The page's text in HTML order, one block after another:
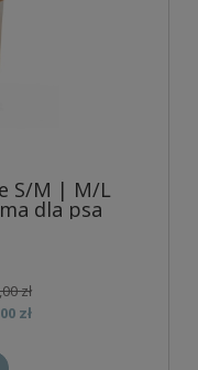
S/M | M/L
dla psa
zł
zł